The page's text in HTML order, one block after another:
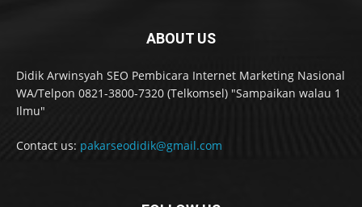
ABOUT US
Didik Arwinsyah SEO Pembicara Internet Marketing Nasional
WA/Telpon 0821-3800-7320 (Telkomsel) "Sampaikan walau 1
Ilmu"
Contact us: pakarseodidik@gmail.com